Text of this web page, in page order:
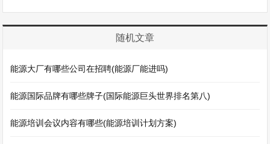
随机文章
能源大厂有哪些公司在招聘(能源厂能进吗)
能源国际品牌有哪些牌子(国际能源巨头世界排名第八)
能源培训会议内容有哪些(能源培训计划方案)